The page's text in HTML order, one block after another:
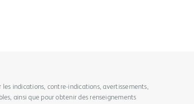
les indications, contre-indications, avertissements,
ainsi que pour obtenir des renseignements